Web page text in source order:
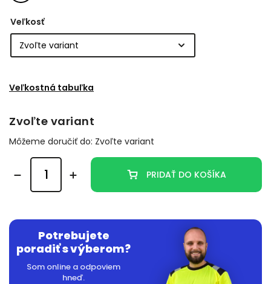
Veľkosť
Veľkostná tabuľka
Zvoľte variant
Môžeme doručiť do: Zvoľte variant
PRIDAŤ DO KOŠÍKA
Potrebujete
poradiť s výberom?
Som online a odpoviem
hneď.